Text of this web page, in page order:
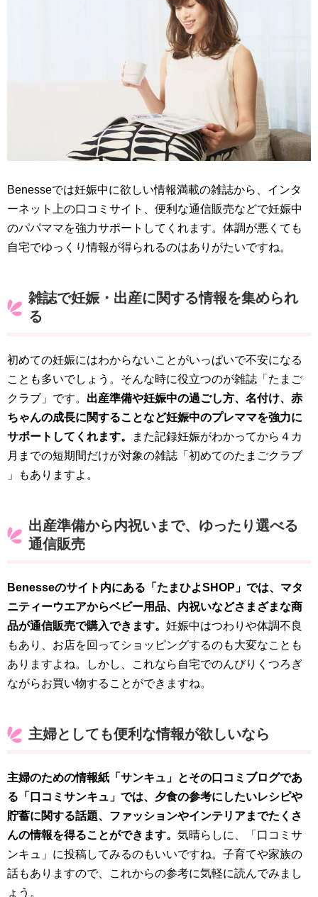
Benesseでは妊娠中に欲しい情報満載の雑誌から、インタ
ーネット上の口コミサイト、便利な通信販売などで妊娠中
のパパママを強力サポートしてくれます。体調が悪くても
自宅でゆっくり情報が得られるのはありがたいですね。
雑誌で妊娠・出産に関する情報を集められ
る
初めての妊娠にはわからないことがいっぱいで不安になる
ことも多いでしょう。そんな時に役立つのが雑誌「たまご
クラブ」です。 出産準備や妊娠中の過ごし方、名付け、赤
ちゃんの成長に関することなど妊娠中のプレママを強力に
サポートしてくれます。
また記録妊娠がわかってから４カ
月までの短期間だけが対象の雑誌「初めてのたまごクラブ
」もありますよ。
出産準備から内祝いまで、ゆったり選べる
通信販売
Benesseのサイト内にある「たまひよSHOP」では、マタ
ニティーウエアからベビー用品、内祝いなどさまざまな商
品が通信販売で購入できます。 妊娠中はつわりや体調不良
もあり、お店を回ってショッピングするのも大変なことも
ありますよね。しかし、これなら自宅でのんびりくつろぎ
ながらお買い物することができますね。
主婦としても便利な情報が欲しいなら
主婦のための情報紙「サンキュ」とその口コミブログであ
る「口コミサンキュ」では、夕食の参考にしたいレシピや
貯蓄に関する話題、ファッションやインテリアまでたくさ
んの情報を得ることができます。 気晴らしに、「口コミサ
ンキュ」に投稿してみるのもいいですね。子育てや家族の
話もありますので、これからの参考に気軽に読んでみまし
ょう。